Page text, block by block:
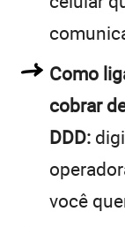
Como
cobrar
DDD:
você